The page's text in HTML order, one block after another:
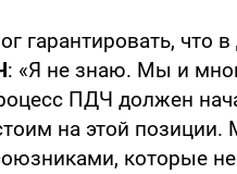
гарантировать, что в
: «Я не знаю. Мы и
ПДЧ должен
на этой позиции.
которые